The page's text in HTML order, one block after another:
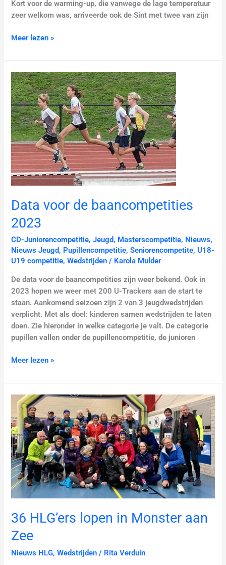
Kort voor de warming-up, die vanwege de lage temperatuur
zeer welkom was, arriveerde ook de Sint met twee van zijn
Meer lezen »
Data voor de baancompetities
2023
CD-Juniorencompetitie,Jeugd, Masterscompetitie, Nieuws,
Nieuws Jeugd, Pupillencompetitie,Seniorencompetite,U18-
U19 competitie,Wedstrijden / Karola Mulder
De data voor de baancompetities zijn weer bekend. Ook in
2023 hopen we weer met 200 U-Trackers aan de start te
staan. Aankomend seizoen zijn 2 van 3 jeugdwedstrijden
verplicht. Met als doel: kinderen samen wedstrijden te laten
doen. Zie hieronder in welke categorie je valt. De categorie
pupillen vallen onder de pupillencompetitie, de junioren
Data
voor
de
baancompetities
2023
Meer lezen »
36 HLG’ers lopen in Monster aan
Zee
Nieuws HLG,Wedstrijden / Rita Verduin
36
HLG’ers
lopen
in
Monster
aan
Zee